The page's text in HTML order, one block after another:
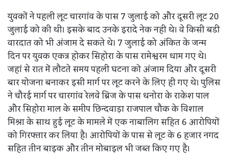
युवकों ने पहली लूट चारगांव के पास 7 जुलाई को और दूसरी लूट 20
जुलाई को की थी। इसके बाद उनके इरादे नेक नही थे। वे किसी बडी
वारदात को भी अंजाम दे सकते थे। 7 जुलाई को अंकित के जन्म
दिन पर युवक एकत्र होकर सिहोरा के पास रामेश्वरम धाम गए थे।
जहां से रात में लौटते समय पहली घटना को अंजाम दिया और दूसरी
बार योजना बनाकर इसी मार्ग पर लूट करने के लिए ही गए थे। पुलिस
ने चौरई मार्ग पर चारगांव रेलवे ब्रिज के पास धनोरा के राकेश पाल
और सिहोरा माल के समीप छिन्दवाड़ा राजपाल चौक के विशाल
मिश्रा के साथ हुई लूट के मामले में एक नाबालिग सहित 6 आरोपियों
को गिरफ्तार कर लिया है। आरोपियों के पास से लूट के 6 हजार नगद
सहित तीन बाइक और तीन मोबाइल भी जब्त किए गए है।